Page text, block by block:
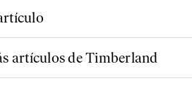
artículos de Timberland